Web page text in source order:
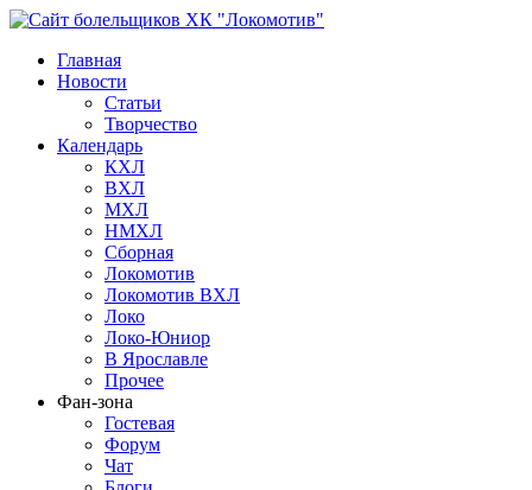
Главная
Новости
Статьи
Творчество
Календарь
КХЛ
ВХЛ
МХЛ
НМХЛ
Сборная
Локомотив
Локомотив ВХЛ
Локо
Локо-Юниор
В Ярославле
Прочее
Фан-зона
Гостевая
Форум
Чат